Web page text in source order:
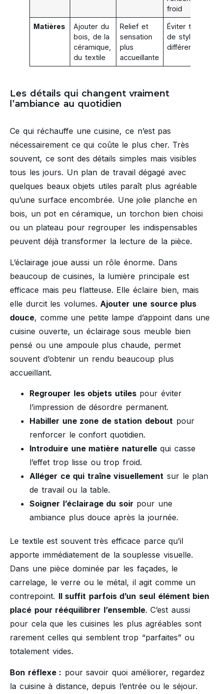
froid
Matières
Ajouter du
bois, de la
céramique,
du textile
Relief et
sensation
plus
accueillante
Éviter trop
de styles
différents
Les détails qui changent vraiment
l’ambiance au quotidien
Ce qui réchauffe une cuisine, ce n’est pas
nécessairement ce qui coûte le plus cher. Très
souvent, ce sont des détails simples mais visibles
tous les jours. Un plan de travail dégagé avec
quelques beaux objets utiles paraît plus agréable
qu’une surface encombrée. Une jolie planche en
bois, un pot en céramique, un torchon bien choisi
ou un plateau pour regrouper les indispensables
peuvent déjà transformer la lecture de la pièce.
L’éclairage joue aussi un rôle énorme. Dans
beaucoup de cuisines, la lumière principale est
efficace mais peu flatteuse. Elle éclaire bien, mais
elle durcit les volumes. Ajouter une source plus
douce, comme une petite lampe d’appoint dans une
cuisine ouverte, un éclairage sous meuble bien
pensé ou une ampoule plus chaude, permet
souvent d’obtenir un rendu beaucoup plus
accueillant.
Regrouper les objets utilespour éviter
l’impression de désordre permanent.
Habiller une zone de station debout pour
renforcer le confort quotidien.
Introduire une matière naturellequi casse
l’effet trop lisse ou trop froid.
Alléger ce qui traîne visuellement sur le plan
de travail ou la table.
Soigner l’éclairage du soir pour une
ambiance plus douce après la journée.
Le textile est souvent très efficace parce qu’il
apporte immédiatement de la souplesse visuelle.
Dans une pièce dominée par les façades, le
carrelage, le verre ou le métal, il agit comme un
contrepoint. Il suffit parfois d’un seul élément bien
placé pour rééquilibrer l’ensemble. C’est aussi
pour cela que les cuisines les plus agréables sont
rarement celles qui semblent trop “parfaites” ou
totalement vides.
Bon réflexe : pour savoir quoi améliorer, regardez
la cuisine à distance, depuis l’entrée ou le séjour.